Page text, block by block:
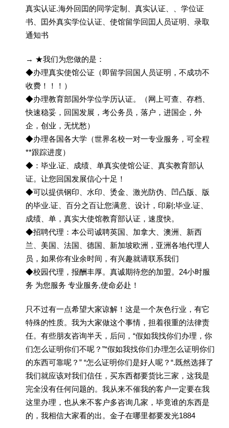
真实认证.海外回囯的同学定制、真实认证、、学位证
书、囯外真实学位认证、使馆留学回囯人员证明、录取
通知书
→ ★我们为您做的是：
◆办理真实使馆公证（即留学回国人员证明，不成功不
收费！！！）
◆办理教育部国外学位学历认证。（网上可查、存档、
快速稳妥，回国发展，考公务员，落户，进国企，外
企，创业，无忧愁）
◆办理各国各大学（世界名校一对一专业服务，可全程
**跟踪进度）
◆：毕业.证、成绩、单真实使馆公证、真实教育部认
证。让您回国发展信心十足！
◆可以提供钢印、水印、烫金、激光防伪、凹凸版、版
的毕业.证、百分之百让您满意、设计，印刷;毕业.证、
成绩、单，真实大使馆教育部认证，速度快。
◆招聘代理：本公司诚聘英国、加拿大、澳洲、新西
兰、美国、法国、德国、新加坡欧洲，亚洲各地代理人
员，如果你有业余时间，有兴趣就请联系我们
◆校园代理，报酬丰厚。真诚期待您的加盟。24小时服
务 为您服务 专业服务,使命必赴！
只不过有一点希望大家谅解！这是一个灰色行业，有它
特殊的性质。我为大家做这个事情，担着很重的法律责
任。有些朋友咨询半天，后问，“假如我找你们办理，你
们怎么证明你们不呢？”“假如我找你们办理怎么证明你们
的东西可靠呢？” “怎么证明你们是好人呢？“.既然选择了
我们就应该对我们信任，买东西都要货比三家，这我是
完全没有任何问题的。我从来不催我的客户一定要在我
这里办理，也从来不客户多咨询几家，毕竟谁的东西是
的，我相信大家看的出。金子在哪里都要发光1884